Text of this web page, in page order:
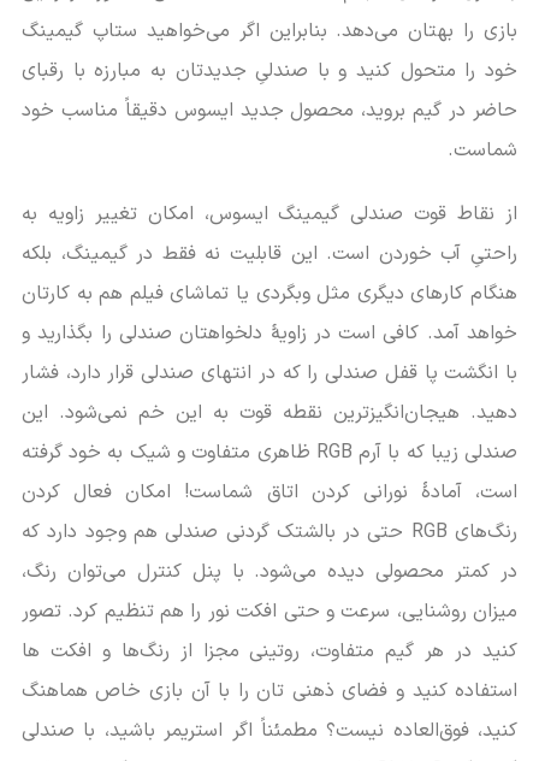
بازی را بهتان می‌دهد. بنابراین اگر می‌خواهید ستاپ گیمینگ
خود را متحول کنید و با صندلیِ جدیدتان به مبارزه با رقبای
حاضر در گیم بروید، محصول جدید ایسوس دقیقاً مناسب خود
شماست.
از نقاط قوت صندلی گیمینگ ایسوس، امکان تغییر زاویه به
راحتیِ آب خوردن است. این قابلیت نه فقط در گیمینگ، بلکه
هنگام کارهای دیگری مثل وبگردی یا تماشای فیلم هم به کارتان
خواهد آمد. کافی است در زاویۀ دلخواهتان صندلی را بگذارید و
با انگشت پا قفل صندلی را که در انتهای صندلی قرار دارد، فشار
دهید. هیجان‌انگیزترین نقطه قوت به این خم نمی‌شود. این
صندلی زیبا که با آرم RGB ظاهری متفاوت و شیک به خود گرفته
است، آمادۀ نورانی کردن اتاق شماست! امکان فعال کردن
رنگ‌های RGB حتی در بالشتک گردنی صندلی هم وجود دارد که
در کمتر محصولی دیده می‌شود. با پنل کنترل می‌توان رنگ،
میزان روشنایی، سرعت و حتی افکت نور را هم تنظیم کرد. تصور
کنید در هر گیم متفاوت، روتینی مجزا از رنگ‌ها و افکت ها
استفاده کنید و فضای ذهنی تان را با آن بازی خاص هماهنگ
کنید، فوق‌العاده نیست؟ مطمئناً اگر استریمر باشید، با صندلی